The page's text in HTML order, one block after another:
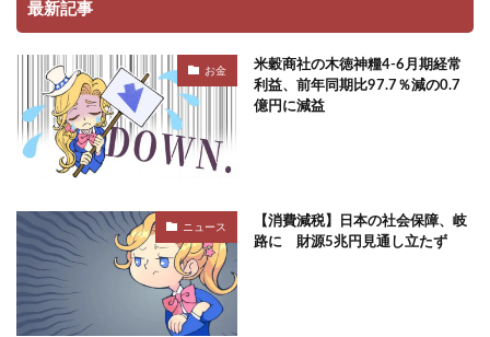
最新記事
お金
米穀商社の木徳神糧4-6月期経常
利益、前年同期比97.7％減の0.7
億円に減益
ニュース
【消費減税】日本の社会保障、岐
路に 財源5兆円見通し立たず